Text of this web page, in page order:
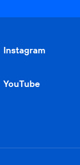
Instagram
YouTube